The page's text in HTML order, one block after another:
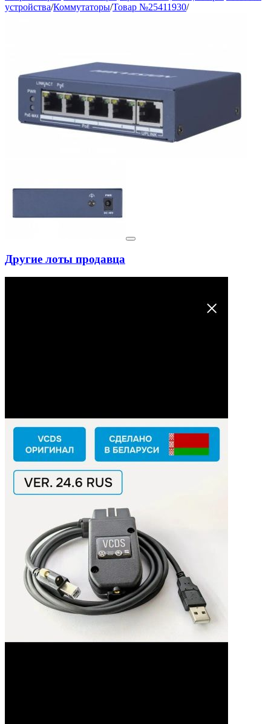
устройства/Коммутаторы/Товар №25411930/
Другие лоты продавца